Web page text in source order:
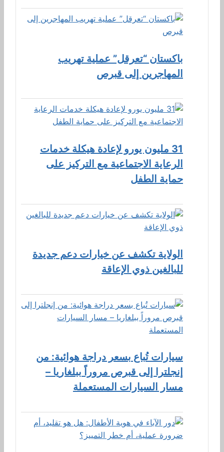
باكستان “تعرقل” عملية تهريب
المهاجرين إلى قبرص
31 مليون يورو لإعادة هيكلة خدمات
الرعاية الاجتماعية مع التركيز على
حماية الطفل
الولاية تكشف عن خيارات دعم جديدة
للبالغين ذوي الإعاقة
سيارات تُباع بسعر دراجة هوائية: من
إنجلترا إلى قبرص مروراً ببلغاريا –
مسار السيارات المستعملة